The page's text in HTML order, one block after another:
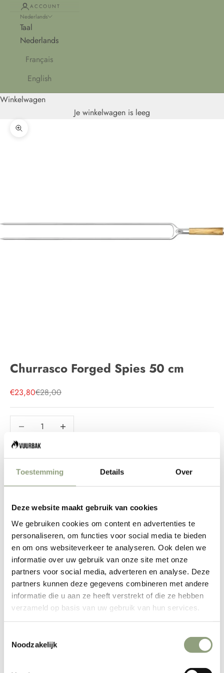
Toestemming Details Over
Deze website maakt gebruik van cookies
We gebruiken cookies om content en advertenties te
personaliseren, om functies voor social media te bieden
en om ons websiteverkeer te analyseren. Ook delen we
informatie over uw gebruik van onze site met onze
partners voor social media, adverteren en analyse. Deze
partners kunnen deze gegevens combineren met andere
informatie die u aan ze heeft verstrekt of die ze hebben
verzameld op basis van uw gebruik van hun services.
Noodzakelijk
ACCOUNT
Nederlands
Taal
Nederlands
Français
English
Winkelwagen
Je winkelwagen is leeg
In-/uitzoomen
Churrasco Forged Spies 50 cm
Aanbiedingsprijs
€23,80Normale prijs
€28,00
Aantal verlagenAantal verlagen
TOEVOEGEN AAN WINKELWAGEN
Beleving? Dat is er direct met deze geweldige nieuwe items
van Forged. Waar je ook groenten aan gaan doen.
In Latijns-Amerika verwijst churrasco naar gegrild
(rund)vlees, en ook in Spanje en Portugal is deze term
bekend. Maar oorspronkelijk komt het uit Brazilië, waar het
vlees aan grote spiesen boven de barbecue wordt gegrild.
Churrasco komt uit de tijd van de gauchos – cowboys in
zuid-Brazilië – die vlees aan spiesen grilden, boven hete
Uruguay, Guatemala en Argentinië. Maar ook in Europa –
Churrasco Forged Spies 50 cm